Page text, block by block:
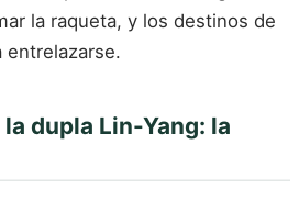
la raqueta, y los destinos de
entrelazarse.
dupla Lin-Yang: la